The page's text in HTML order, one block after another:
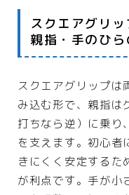
スクエアグリ
親指・手のひら
スクエアグリップは
み込む形で、親指は
打ちなら逆）に乗り
を支えます。初心者
きにくく安定するた
が利点です。手が小